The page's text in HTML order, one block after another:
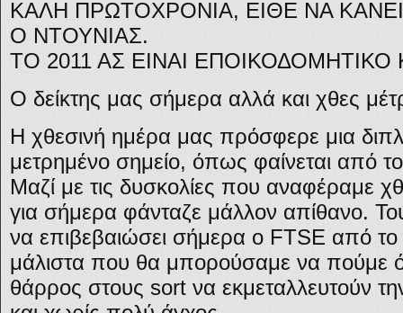
ΚΑΛΗ ΠΡΩΤΟΧΡΟΝΙΑ, ΕΙΘΕ ΝΑ
Ο ΝΤΟΥΝΙΑΣ.
ΤΟ 2011 ΑΣ ΕΙΝΑΙ ΕΠΟΙΚΟΔΟΜΗΤΙΚΟ
Ο δείκτης μας σήμερα αλλά και χθες
Η χθεσινή ημέρα μας πρόσφερε μια
μετρημένο σημείο, όπως φαίνεται από
Μαζί με τις δυσκολίες που αναφέραμε
για σήμερα φάνταζε μάλλον απίθανο.
να επιβεβαιώσει σήμερα ο FTSE από
μάλιστα που θα μπορούσαμε να πούμε
θάρρος στους sort να εκμεταλλευτούν